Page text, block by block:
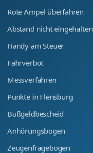
Rote Ampel überfahren
Abstand nicht eingehalten
Handy am Steuer
Fahrverbot
Messverfahren
Punkte in Flensburg
Bußgeldbescheid
Anhörungsbogen
Zeugenfragebogen